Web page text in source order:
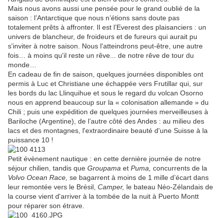
Mais nous avons aussi une pensée pour le grand oublié de la
saison : l’Antarctique que nous n’étions sans doute pas
totalement prêts à affronter. Il est l’Everest des plaisanciers : un
univers de blancheur, de froideurs et de fureurs qui aurait pu
s'inviter à notre saison. Nous l'atteindrons peut-être, une autre
fois… à moins qu'il reste un rêve... de notre rêve de tour du
monde…
En cadeau de fin de saison, quelques journées disponibles ont
permis à Luc et Christiane une échappée vers Frutillar qui, sur
les bords du lac Llinquihue et sous le regard du volcan Osorno
nous en apprend beaucoup sur la « colonisation allemande » du
Chili ; puis une expédition de quelques journées merveilleuses à
Bariloche (Argentine), de l’autre côté des Andes : au milieu des
lacs et des montagnes, l'extraordinaire beauté d'une Suisse à la
puissance 10 !
Petit évènement nautique : en cette dernière journée de notre
séjour chilien, tandis que Groupama et Puma, concurrents de la
Volvo Ocean Race, se bagarrent à moins de 1 mille d’écart dans
leur remontée vers le Brésil, Camper, le bateau Néo-Zélandais de
la course vient d'arriver à la tombée de la nuit à Puerto Montt
pour réparer son étrave.